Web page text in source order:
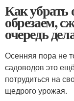
Как убрать
обрезаем,
очередь
Осенняя пора не
садоводов это
потрудиться на
щедрого урожая.